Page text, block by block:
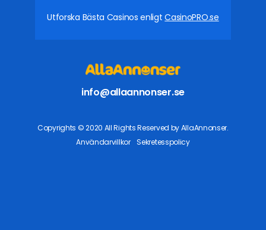
Utforska Bästa Casinos enligtCasinoPRO.se
info@allaannonser.se
Copyrights © 2020 All Rights Reserved by AllaAnnonser.
Användarvillkor
Sekretesspolicy